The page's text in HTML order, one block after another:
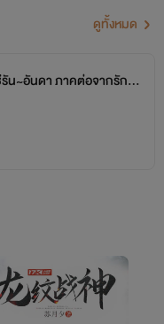
นมีลิขสิทธิ์ตามพระราช
พนธ์ที่ทำขึ้นทุกชนิด เช่น
ถา เทศนา คำปราศรัย
ปรแกรมคอมพิวเตอร์
ดูทั้งหมด
น~อันดา ภาคต่อจากรักห